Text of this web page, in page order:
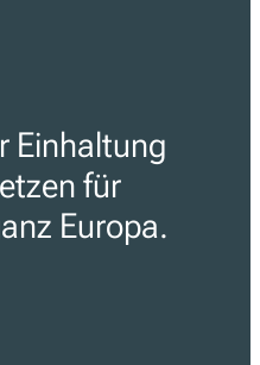
Einhaltung
für
Europa.